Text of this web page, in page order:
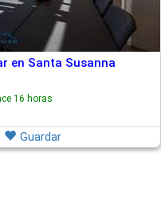
en Santa Susanna
16 horas
Guardar